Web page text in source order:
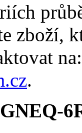
zboží,
na:
.